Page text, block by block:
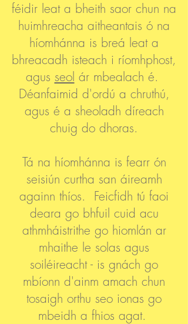
féidir leat a bheith saor chun na
huimhreacha aitheantais ó na
híomhánna is breá leat a
bhreacadh isteach i ríomhphost,
agus seol ár mbealach é.
Déanfaimid d'ordú a chruthú,
agus é a sheoladh díreach
chuig do dhoras.
Tá na híomhánna is fearr ón
seisiún curtha san áireamh
againn thíos. Feicfidh tú faoi
deara go bhfuil cuid acu
athmháistrithe go hiomlán ar
mhaithe le solas agus
soiléireacht - is gnách go
mbíonn d'ainm amach chun
tosaigh orthu seo ionas go
mbeidh a fhios agat.